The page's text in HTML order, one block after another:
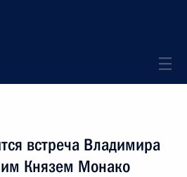
встреча Владимира
Князем Монако